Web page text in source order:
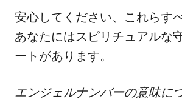
安心してください、これらす
あなたにはスピリチュアルな
ートがあります。
エンジェルナンバーの意味に